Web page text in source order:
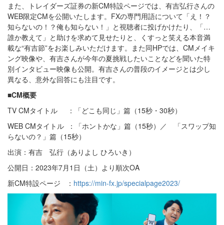
また、トレイダーズ証券の新CM特設ページでは、有吉弘行さんの
WEB限定CMを公開いたします。FXの専門用語について「え！？
知らないの！？俺も知らない！」と視聴者に投げかけたり、「…
誰か教えて」と助けを求めて見せたりと、くすっと笑える本音満
載な“有吉節”をお楽しみいただけます。また同HPでは、CMメイキ
ング映像や、有吉さんが今年の夏挑戦したいことなどを聞いた特
別インタビュー映像も公開。有吉さんの普段のイメージとは少し
異なる、意外な回答にも注目です。
■CM概要
TV CMタイトル ：「どこも同じ」篇（15秒・30秒）
WEB CMタイトル ：「ホントかな」篇（15秒）／ 「スワップ知
らないの？」篇（15秒）
出演：有吉 弘行（ありよし ひろいき）
公開日：2023年7月1日（土）より順次OA
新CM特設ページ ： https://min-fx.jp/specialpage2023/